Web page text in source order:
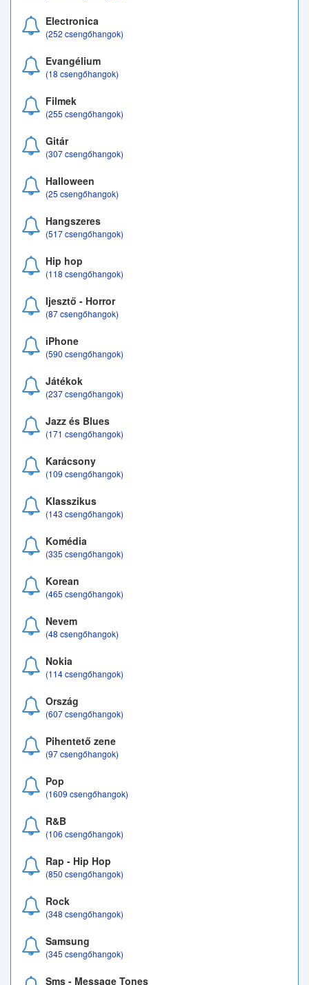
Electronica
(252 csengőhangok)
Evangélium
(18 csengőhangok)
Filmek
(255 csengőhangok)
Gitár
(307 csengőhangok)
Halloween
(25 csengőhangok)
Hangszeres
(517 csengőhangok)
Hip hop
(118 csengőhangok)
Ijesztő - Horror
(87 csengőhangok)
iPhone
(590 csengőhangok)
Játékok
(237 csengőhangok)
Jazz és Blues
(171 csengőhangok)
Karácsony
(109 csengőhangok)
Klasszikus
(143 csengőhangok)
Komédia
(335 csengőhangok)
Korean
(465 csengőhangok)
Nevem
(48 csengőhangok)
Nokia
(114 csengőhangok)
Ország
(607 csengőhangok)
Pihentető zene
(97 csengőhangok)
Pop
(1609 csengőhangok)
R&B
(106 csengőhangok)
Rap - Hip Hop
(850 csengőhangok)
Rock
(348 csengőhangok)
Samsung
(345 csengőhangok)
Sms - Message Tones